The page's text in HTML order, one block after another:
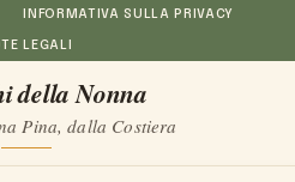
INFORMATIVA SULLA PRIVACY
LEGALI
della Nonna
Pina, dalla Costiera